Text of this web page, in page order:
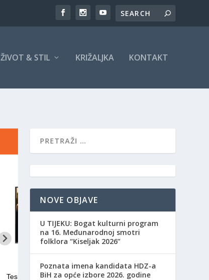
ŽIVOT & STIL KRIŽALJKA KONTAKT
NOVE OBJAVE
​U TIJEKU: Bogat kulturni program
na 16. Međunarodnoj smotri
folklora “Kiseljak 2026”
Poznata imena kandidata HDZ-a
BiH za opće izbore 2026. godine